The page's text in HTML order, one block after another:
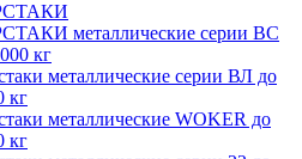
металлические серии ВС
кг
металлические серии ВЛ до
кг
металлические WOKER до
кг